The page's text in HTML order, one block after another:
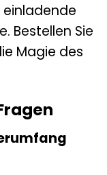
Bestellen Sie
Magie des